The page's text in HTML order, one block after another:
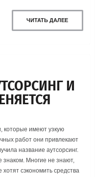
ЧИТАТЬ ДАЛЕЕ
И
которые имеют узкую
работ они привлекают
название аутсорсинг.
Многие не знают,
сэкономить средства